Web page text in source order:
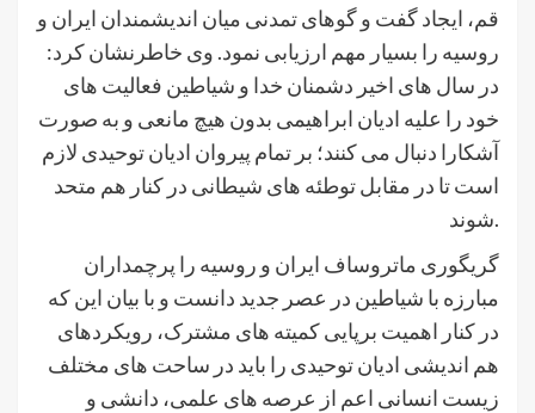
قم، ایجاد گفت و گوهای تمدنی میان اندیشمندان ایران و
روسیه را بسیار مهم ارزیابی نمود. وی خاطرنشان کرد:
در سال های اخیر دشمنان خدا و شیاطین فعالیت های
خود را علیه ادیان ابراهیمی بدون هیچ مانعی و به صورت
آشکارا دنبال می کنند؛ بر تمام پیروان ادیان توحیدی لازم
است تا در مقابل توطئه های شیطانی در کنار هم متحد
شوند.
گریگوری ماتروساف ایران و روسیه را پرچمداران
مبارزه با شیاطین در عصر جدید دانست و با بیان این که
در کنار اهمیت برپایی کمیته های مشترک، رویکردهای
هم اندیشی ادیان توحیدی را باید در ساحت های مختلف
زیست انسانی اعم از عرصه های علمی، دانشی و